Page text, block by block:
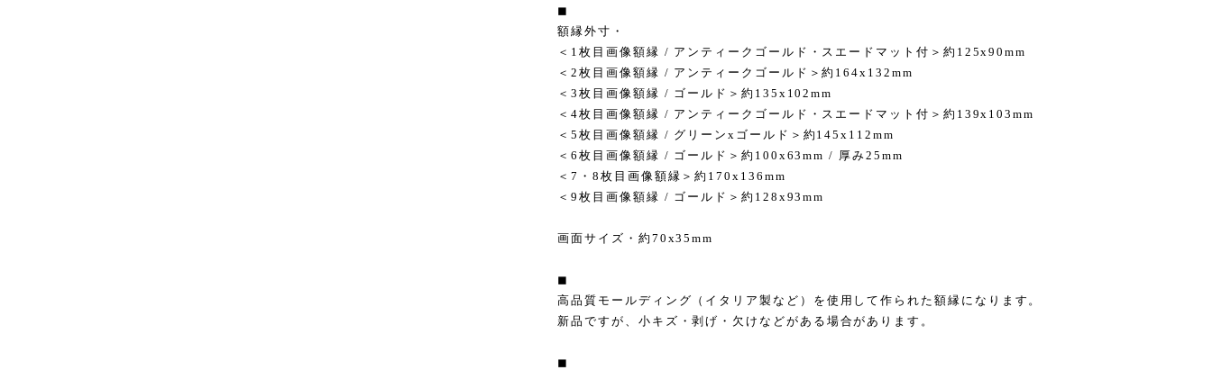
◼︎
額縁外寸・
＜1枚目画像額縁 / アンティークゴールド・スエードマット付＞約125x90mm
＜2枚目画像額縁 / アンティークゴールド＞約164x132mm
＜3枚目画像額縁 / ゴールド＞約135x102mm
＜4枚目画像額縁 / アンティークゴールド・スエードマット付＞約139x103mm
＜5枚目画像額縁 / グリーンxゴールド＞約145x112mm
＜6枚目画像額縁 / ゴールド＞約100x63mm / 厚み25mm
＜7・8枚目画像額縁＞約170x136mm
＜9枚目画像額縁 / ゴールド＞約128x93mm
画面サイズ・約70x35mm
◼︎
高品質モールディング（イタリア製など）を使用して作られた額縁になります。
新品ですが、小キズ・剥げ・欠けなどがある場合があります。
◼︎